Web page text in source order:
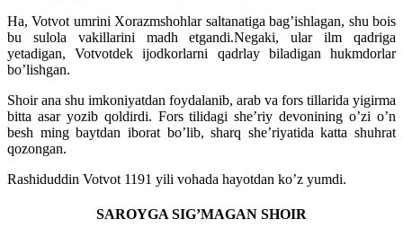
Ha, Votvot umrini Xorazmshohlar saltanatiga bag’ishlagan, shu bois
bu sulola vakillarini madh etgandi.Negaki, ular ilm qadriga
yetadigan, Votvotdek ijodkorlarni qadrlay biladigan hukmdorlar
bo’lishgan.
Shoir ana shu imkoniyatdan foydalanib, arab va fors tillarida yigirma
bitta asar yozib qoldirdi. Fors tilidagi she’riy devonining o’zi o’n
besh ming baytdan iborat bo’lib, sharq she’riyatida katta shuhrat
qozongan.
Rashiduddin Votvot 1191 yili vohada hayotdan ko’z yumdi.
SAROYGA SIG’MAGAN SHOIR